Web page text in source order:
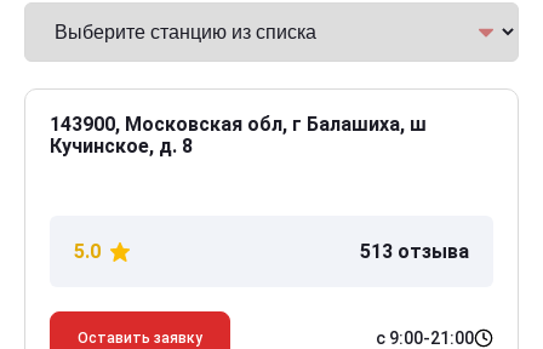
143900, Московская обл, г Балашиха, ш
Кучинское, д. 8
5.0 513 отзыва
Оставить заявку с 9:00-21:00